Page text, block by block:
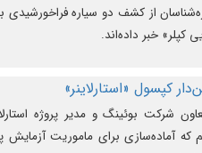
از کشف دو سیاره فراخورشیدی
کپلر» خبر داده‌اند.
کپسول «استارلاینر»
شرکت بوئینگ و مدیر پروژه
که آماده‌سازی برای ماموریت آزمایش